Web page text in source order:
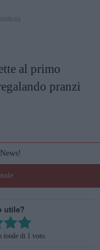
al primo
pranzi
utile?
totale di 1 voto.